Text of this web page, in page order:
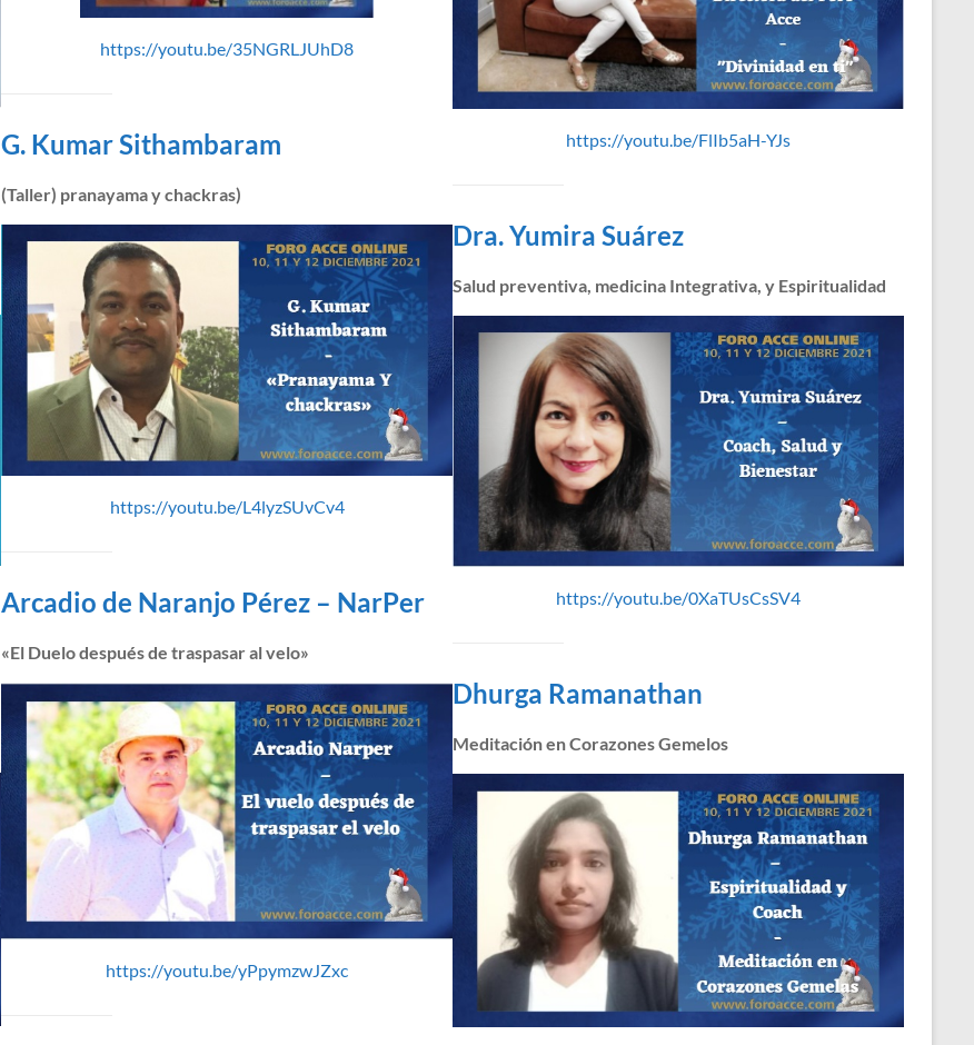
https://youtu.be/35NGRLJUhD8
G. Kumar Sithambaram
(Taller) pranayama y chackras)
https://youtu.be/L4lyzSUvCv4
Arcadio de Naranjo Pérez – NarPer
«El Duelo después de traspasar al velo»
https://youtu.be/yPpymzwJZxc
https://youtu.be/FlIb5aH-YJs
Dra. Yumira Suárez
Salud preventiva, medicina Integrativa, y Espiritualidad
https://youtu.be/0XaTUsCsSV4
Dhurga Ramanathan
Meditación en Corazones Gemelos